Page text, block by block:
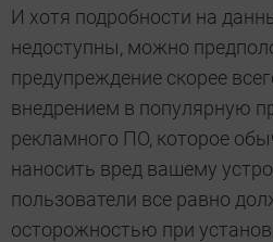
И хотя подробности на
недоступны, можно
предупреждение скорее
внедрением в популярную
рекламного ПО, которое
наносить вред вашему
пользователи все равно
осторожностью при